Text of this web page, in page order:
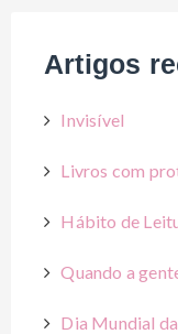
Artigos
Invisível
Livros com
Hábito de
Quando a
Dia Mundial